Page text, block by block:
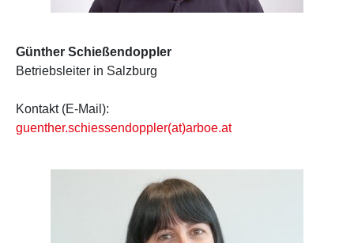
Günther Schießendoppler
Betriebsleiter in Salzburg
Kontakt (E-Mail):
guenther.schiessendoppler(at)arboe.at